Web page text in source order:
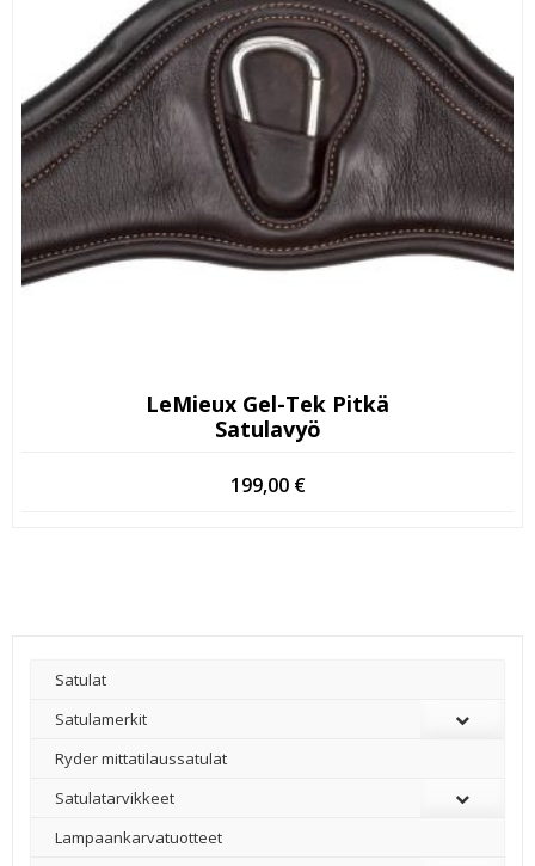
LeMieux Gel-Tek Pitkä
Satulavyö
199,00 €
Satulat
Satulamerkit
Ryder mittatilaussatulat
Satulatarvikkeet
–
Lampaankarvatuotteet